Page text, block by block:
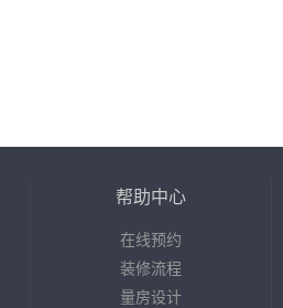
帮助中心
在线预约
装修流程
量房设计